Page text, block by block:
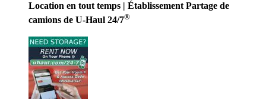
Location en tout temps | Établissement Partage de
camions de U-Haul 24/7®